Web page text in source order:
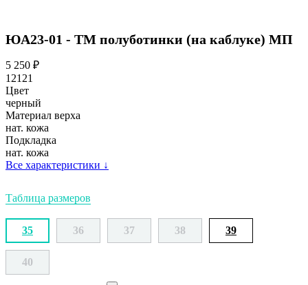
ЮА23-01 - ТМ полуботинки (на каблуке) МП
5 250 ₽
12121
Цвет
черный
Материал верха
нат. кожа
Подкладка
нат. кожа
Все характеристики ↓
Таблица размеров
35 36 37 38 39
40